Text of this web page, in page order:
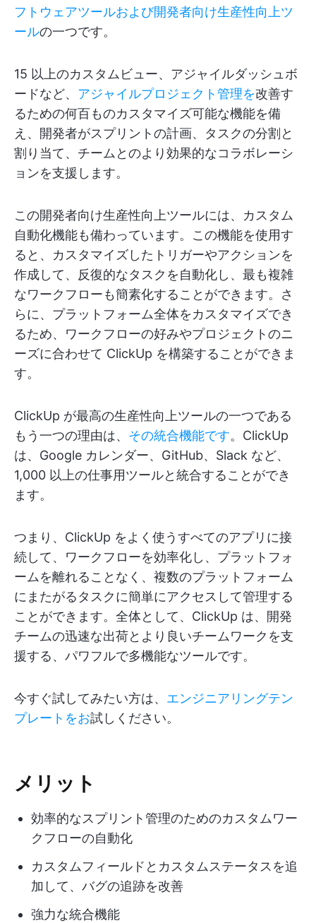
フトウェアツールおよび開発者向け生産性向上ツ
ールの一つです。
15 以上のカスタムビュー、アジャイルダッシュボ
ードなど、 アジャイルプロジェクト管理を改善す
るための何百ものカスタマイズ可能な機能を備
え、開発者がスプリントの計画、タスクの分割と
割り当て、チームとのより効果的なコラボレーシ
ョンを支援します。
この開発者向け生産性向上ツールには、カスタム
自動化機能も備わっています。この機能を使用す
ると、カスタマイズしたトリガーやアクションを
作成して、反復的なタスクを自動化し、最も複雑
なワークフローも簡素化することができます。さ
らに、プラットフォーム全体をカスタマイズでき
るため、ワークフローの好みやプロジェクトのニ
ーズに合わせて ClickUp を構築することができま
す。
ClickUp が最高の生産性向上ツールの一つである
もう一つの理由は、 その統合機能です。ClickUp
は、Google カレンダー、GitHub、Slack など、
1,000 以上の仕事用ツールと統合することができ
ます。
つまり、ClickUp をよく使うすべてのアプリに接
続して、ワークフローを効率化し、プラットフォ
ームを離れることなく、複数のプラットフォーム
にまたがるタスクに簡単にアクセスして管理する
ことができます。全体として、ClickUp は、開発
チームの迅速な出荷とより良いチームワークを支
援する、パワフルで多機能なツールです。
今すぐ試してみたい方は、 エンジニアリングテン
プレートをお試しください。
メリット
効率的なスプリント管理のためのカスタムワー
クフローの自動化
カスタムフィールドとカスタムステータスを追
加して、バグの追跡を改善
強力な統合機能